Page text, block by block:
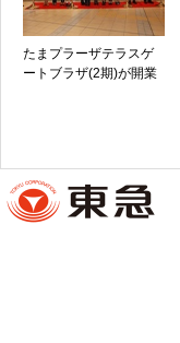
たまプラーザテラスゲ
ートブラザ(2期)が開業